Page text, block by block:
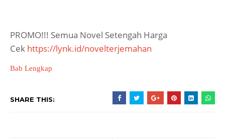
PROMO!!! Semua Novel Setengah Harga
Cek https://lynk.id/novelterjemahan
Bab Lengkap
SHARE THIS: